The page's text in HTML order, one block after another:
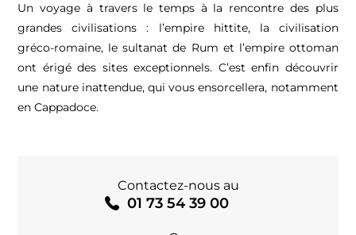
Un voyage à travers le temps à la rencontre des plus
grandes civilisations : l’empire hittite, la civilisation
gréco-romaine, le sultanat de Rum et l’empire ottoman
ont érigé des sites exceptionnels. C’est enfin découvrir
une nature inattendue, qui vous ensorcellera, notamment
en Cappadoce.
Contactez-nous au
01 73 54 39 00